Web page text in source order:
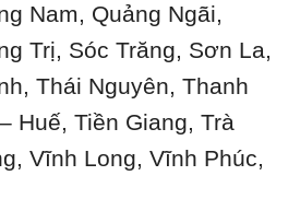
Nam, Quảng Ngãi,
Trị, Sóc Trăng, Sơn La,
Thái Nguyên, Thanh
Huế, Tiền Giang, Trà
Vĩnh Long, Vĩnh Phúc,